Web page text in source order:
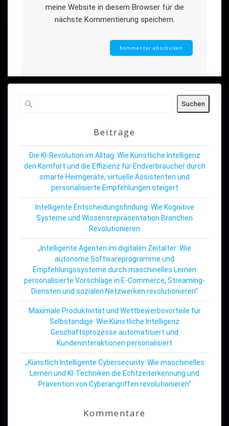
meine Website in diesem Browser für die
nächste Kommentierung speichern.
Suchen
Beiträge
Die KI-Revolution im Alltag: Wie Künstliche Intelligenz
den Komfort und die Effizienz für Endverbraucher durch
smarte Heimgeräte, virtuelle Assistenten und
personalisierte Empfehlungen steigert
Intelligente Entscheidungsfindung: Wie Kognitive
Systeme und Wissensrepräsentation Branchen
Revolutionieren
„Intelligente Agenten im digitalen Zeitalter: Wie
autonome Softwareprogramme und
Empfehlungssysteme durch maschinelles Lernen
personalisierte Vorschläge in E-Commerce, Streaming-
Diensten und sozialen Netzwerken revolutionieren“
Maximale Produktivität und Wettbewerbsvorteile für
Selbständige: Wie Künstliche Intelligenz
Geschäftsprozesse automatisiert und
Kundeninteraktionen personalisiert
„Künstlich Intelligente Cybersecurity: Wie maschinelles
Lernen und KI-Techniken die Echtzeiterkennung und
Prävention von Cyberangriffen revolutionieren“
Kommentare